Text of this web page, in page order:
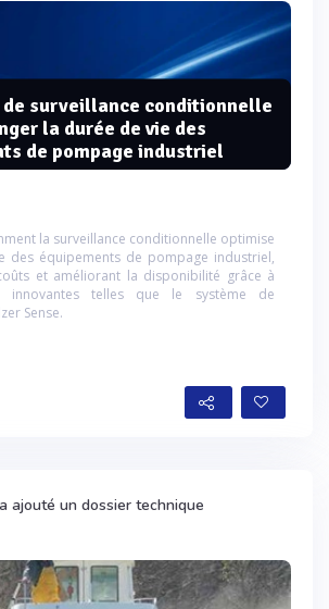
surveillance conditionnelle
la durée de vie des
de pompage industriel
la surveillance conditionnelle optimise
des équipements de pompage industriel,
et améliorant la disponibilité grâce à
innovantes telles que le système de
Sense.
a ajouté un dossier technique